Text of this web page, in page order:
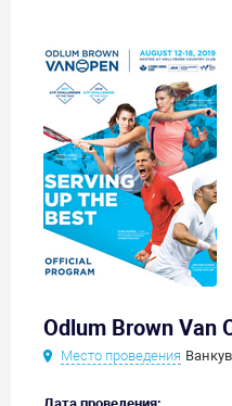
Odlum Brown Van
Место проведения